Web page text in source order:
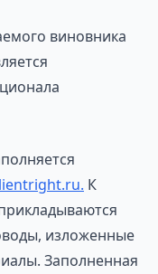
виновника
. К
изложенные
Заполненная